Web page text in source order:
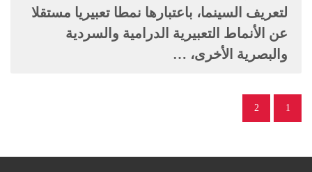
لتعريف السينما، باعتبارها نمطا تعبيريا مستقلا
عن الأنماط التعبيرية الدرامية والسردية
والبصرية الأخرى، …
1
2